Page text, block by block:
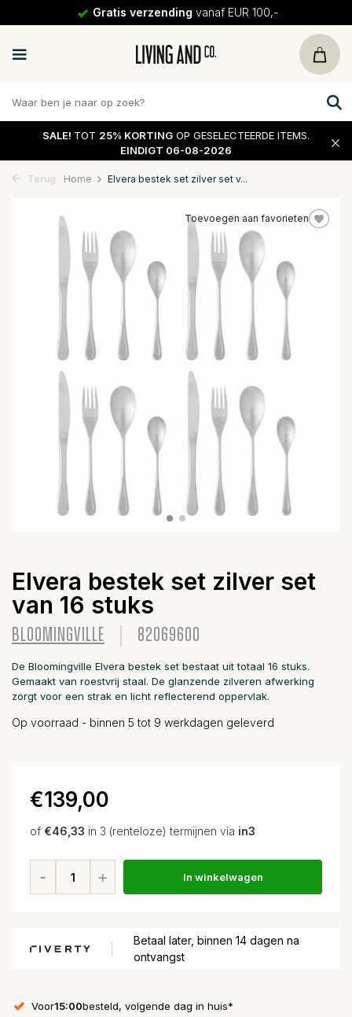
Gratis verzending vanaf EUR 100,-
SALE! TOT 25% KORTING OP GESELECTEERDE ITEMS.
EINDIGT 06-08-2026
Terug Home Elvera bestek set zilver set v...
Toevoegen aan favorieten
Elvera bestek set zilver set
van 16 stuks
BLOOMINGVILLE 82069600
De Bloomingville Elvera bestek set bestaat uit totaal 16 stuks.
Gemaakt van roestvrij staal. De glanzende zilveren afwerking
zorgt voor een strak en licht reflecterend oppervlak.
Op voorraad - binnen 5 tot 9 werkdagen geleverd
€139,00
of €46,33 in 3 (renteloze) termijnen via in3
In winkelwagen
Betaal later, binnen 14 dagen na
ontvangst
Voor15:00besteld, volgende dag in huis*